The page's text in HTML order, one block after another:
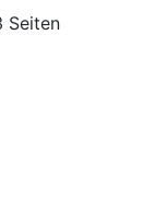
Seiten